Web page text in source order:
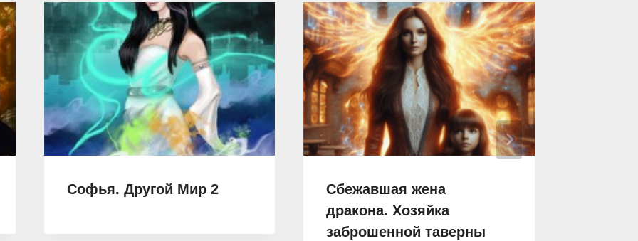
Софья. Другой Мир 2
Сбежавшая жена
дракона. Хозяйка
заброшенной таверны